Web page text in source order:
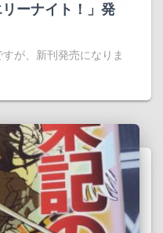
ーナイト！」発
が、新刊発売になりま